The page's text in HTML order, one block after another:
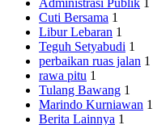
Administrasi Publik 1
Cuti Bersama 1
Libur Lebaran 1
Teguh Setyabudi 1
perbaikan ruas jalan 1
rawa pitu 1
Tulang Bawang 1
Marindo Kurniawan 1
Berita Lainnya 1